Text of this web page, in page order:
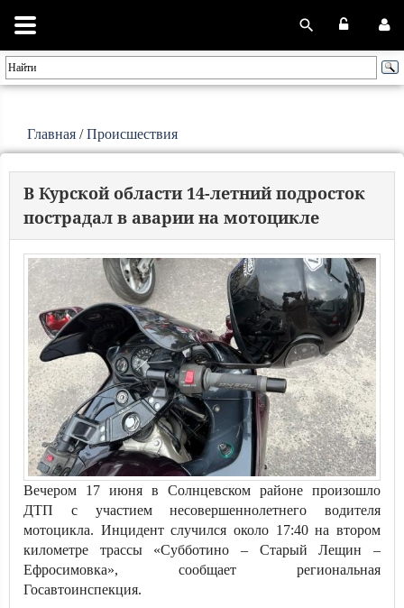
Главная /Происшествия
В Курской области 14-летний подросток
пострадал в аварии на мотоцикле
Вечером 17 июня в Солнцевском районе произошло
ДТП с участием несовершеннолетнего водителя
мотоцикла. Инцидент случился около 17:40 на втором
километре трассы «Субботино – Старый Лещин –
Ефросимовка», сообщает региональная
Госавтоинспекция.